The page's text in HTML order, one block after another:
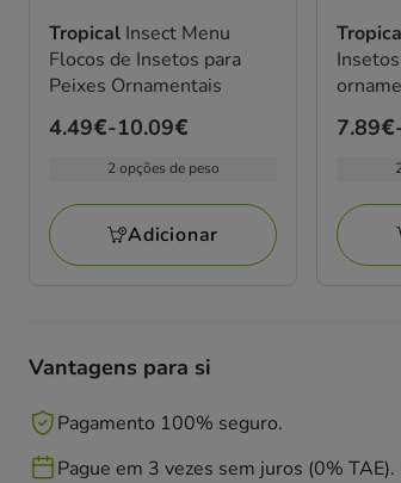
Tropical Insect Menu
Flocos de Insetos para
Peixes Ornamentais
Preço
a
10.09€
4.49€-10.09€
2 opções de peso
Adicionar
Preço
a
14.59€
7.89€
Vantagens para si
Pagamento 100% seguro.
Pague em 3 vezes sem juros (0%